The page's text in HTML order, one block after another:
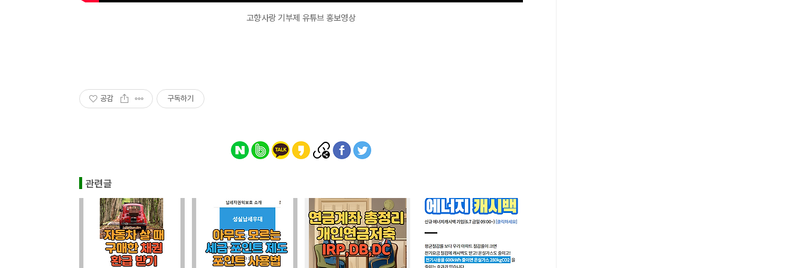
고향사랑 기부제 유튜브 홍보영상
공감 구독하기
관련글